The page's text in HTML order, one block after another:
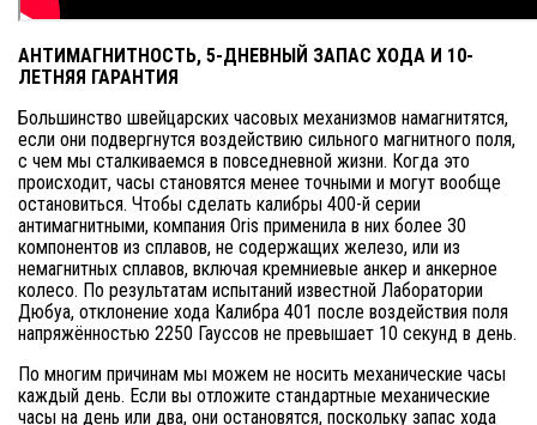
АНТИМАГНИТНОСТЬ, 5-ДНЕВНЫЙ ЗАПАС ХОДА И 10-
ЛЕТНЯЯ ГАРАНТИЯ
Большинство швейцарских часовых механизмов намагнитятся,
если они подвергнутся воздействию сильного магнитного поля,
с чем мы сталкиваемся в повседневной жизни. Когда это
происходит, часы становятся менее точными и могут вообще
остановиться. Чтобы сделать калибры 400-й серии
антимагнитными, компания Oris применила в них более 30
компонентов из сплавов, не содержащих железо, или из
немагнитных сплавов, включая кремниевые анкер и анкерное
колесо. По результатам испытаний известной Лаборатории
Дюбуа, отклонение хода Калибра 401 после воздействия поля
напряжённостью 2250 Гауссов не превышает 10 секунд в день.
По многим причинам мы можем не носить механические часы
каждый день. Если вы отложите стандартные механические
часы на день или два, они остановятся, поскольку запас хода